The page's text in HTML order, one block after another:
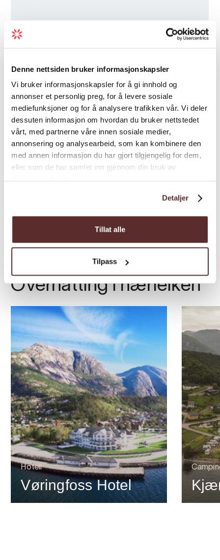
Denne nettsiden bruker informasjonskapsler
Vi bruker informasjonskapsler for å gi innhold og
annonser et personlig preg, for å levere sosiale
mediefunksjoner og for å analysere trafikken vår. Vi deler
dessuten informasjon om hvordan du bruker nettstedet
vårt, med partnerne våre innen sosiale medier,
annonsering og analysearbeid, som kan kombinere den
med annen informasjon du har gjort tilgjengelig for dem,
eller som de har samlet inn gjennom din bruk av
Detaljer
Tillat alle
Tilpass
Overnatting i nærleiken
Hotell
Vøringfoss Hotel